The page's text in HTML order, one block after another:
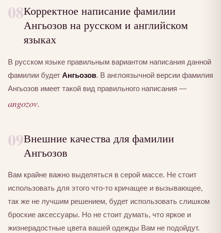
08Корректное написание фамилии
Ангьозов на русском и английском
языках
В русском языке правильным вариантом написания данной
фамилии будет Ангьозов. В англоязычной версии фамилия
Ангьозов имеет такой вид правильного написания —
angozov.
09Внешние качества для фамилии
Ангьозов
Вам крайне важно выделяться в серой массе. Не стоит
использовать для этого что-то кричащее и вызывающее,
так же не лучшим решением, будет использовать слишком
броские аксессуары. Но не стоит думать, что яркое и
жизнерадостные цвета вашей одежды Вам не подойдут.